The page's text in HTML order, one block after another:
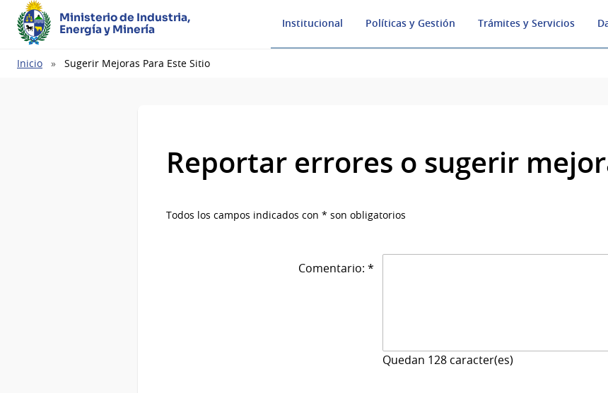
Ministerio de Industria,
Energía y Minería
Institucional Políticas y Gestión Trámites y Servicios
Ruta
Inicio Sugerir Mejoras Para Este Sitio
Reportar errores o sugerir
Todos los campos indicados con * son obligatorios
Comentario: *
Quedan 128 caracter(es)